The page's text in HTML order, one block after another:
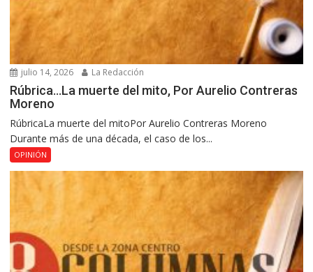
julio 14, 2026 La Redacción
Rúbrica…La muerte del mito, Por Aurelio Contreras
Moreno
RúbricaLa muerte del mitoPor Aurelio Contreras Moreno
Durante más de una década, el caso de los...
OPINIÓN